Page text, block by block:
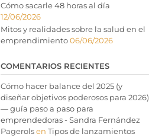
Cómo sacarle 48 horas al día
12/06/2026
Mitos y realidades sobre la salud en el
emprendimiento06/06/2026
COMENTARIOS RECIENTES
Cómo hacer balance del 2025 (y
diseñar objetivos poderosos para 2026)
— guía paso a paso para
emprendedoras - Sandra Fernández
Pagerolsen Tipos de lanzamientos